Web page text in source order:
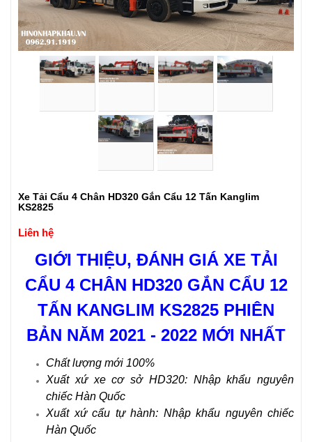
Xe Tải Cẩu 4 Chân HD320 Gắn Cẩu 12 Tấn Kanglim
KS2825
Liên hệ
GIỚI THIỆU, ĐÁNH GIÁ XE TẢI
CẨU 4 CHÂN HD320 GẮN CẨU 12
TẤN KANGLIM KS2825 PHIÊN
BẢN NĂM 2021 - 2022 MỚI NHẤT
Chất lượng mới 100%
Xuất xứ xe cơ sở HD320: Nhập khẩu nguyên
chiếc Hàn Quốc
Xuất xứ cẩu tự hành: Nhập khẩu nguyên chiếc
Hàn Quốc